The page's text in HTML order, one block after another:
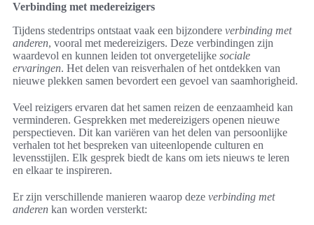
Verbinding met medereizigers
Tijdens stedentrips ontstaat vaak een bijzondere verbinding met
anderen, vooral met medereizigers. Deze verbindingen zijn
waardevol en kunnen leiden tot onvergetelijke sociale
ervaringen. Het delen van reisverhalen of het ontdekken van
nieuwe plekken samen bevordert een gevoel van saamhorigheid.
Veel reizigers ervaren dat het samen reizen de eenzaamheid kan
verminderen. Gesprekken met medereizigers openen nieuwe
perspectieven. Dit kan variëren van het delen van persoonlijke
verhalen tot het bespreken van uiteenlopende culturen en
levensstijlen. Elk gesprek biedt de kans om iets nieuws te leren
en elkaar te inspireren.
Er zijn verschillende manieren waarop deze verbinding met
anderen kan worden versterkt: